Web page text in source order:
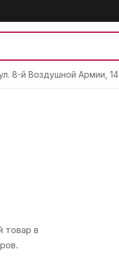
8-й Воздушной Армии, 14
товар в